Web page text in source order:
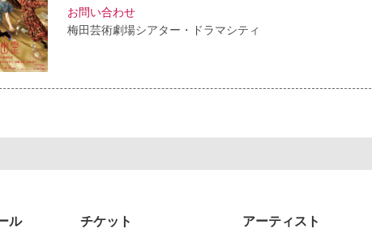
お問い合わせ
梅田芸術劇場シアター・ドラマシティ
ル チケット アーティスト